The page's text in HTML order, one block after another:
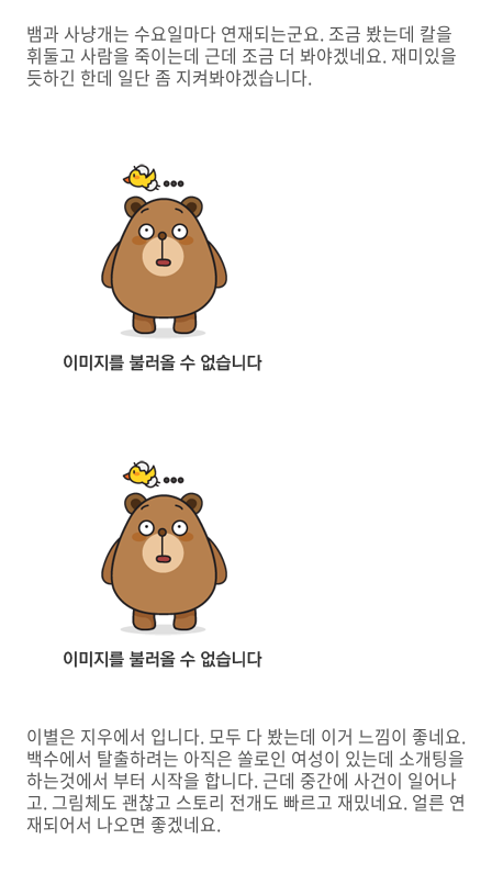
뱀과 사냥개는 수요일마다 연재되는군요. 조금 봤는데 칼을
휘둘고 사람을 죽이는데 근데 조금 더 봐야겠네요. 재미있을
듯하긴 한데 일단 좀 지켜봐야겠습니다.
이별은 지우에서 입니다. 모두 다 봤는데 이거 느낌이 좋네요.
백수에서 탈출하려는 아직은 쏠로인 여성이 있는데 소개팅을
하는것에서 부터 시작을 합니다. 근데 중간에 사건이 일어나
고. 그림체도 괜찮고 스토리 전개도 빠르고 재밌네요. 얼른 연
재되어서 나오면 좋겠네요.